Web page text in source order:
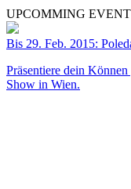
UPCOMMING
Bis 29. Feb. 2015:
Präsentiere dein
Show in Wien.